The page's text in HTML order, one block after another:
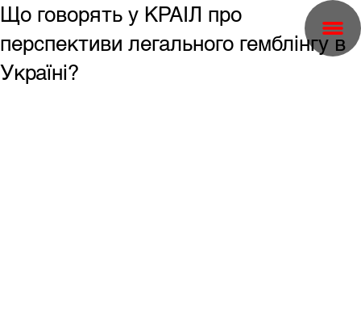
Що говорять у КРАІЛ про
перспективи легального гемблінгу в
Україні?